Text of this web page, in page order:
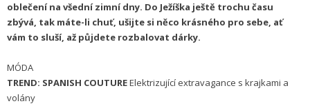
oblečení na všední zimní dny. Do Ježíška ještě trochu času
zbývá, tak máte-li chuť, ušijte si něco krásného pro sebe, ať
vám to sluší, až půjdete rozbalovat dárky.
MÓDA
TREND: SPANISH COUTUREElektrizující extravagance s krajkami a
volány